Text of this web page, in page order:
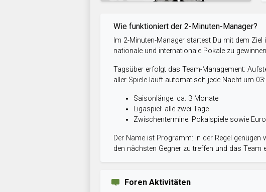
Wie funktioniert der 2-Minuten-Manager?
Im 2-Minuten-Manager startest Du mit dem
nationale und internationale Pokale zu
Tagsüber erfolgt das Team-Management:
aller Spiele läuft automatisch jede Nacht um
Saisonlänge: ca. 3 Monate
Ligaspiel: alle zwei Tage
Zwischentermine: Pokalspiele sowie
Der Name ist Programm: In der Regel
den nächsten Gegner zu treffen und das
Foren Aktivitäten